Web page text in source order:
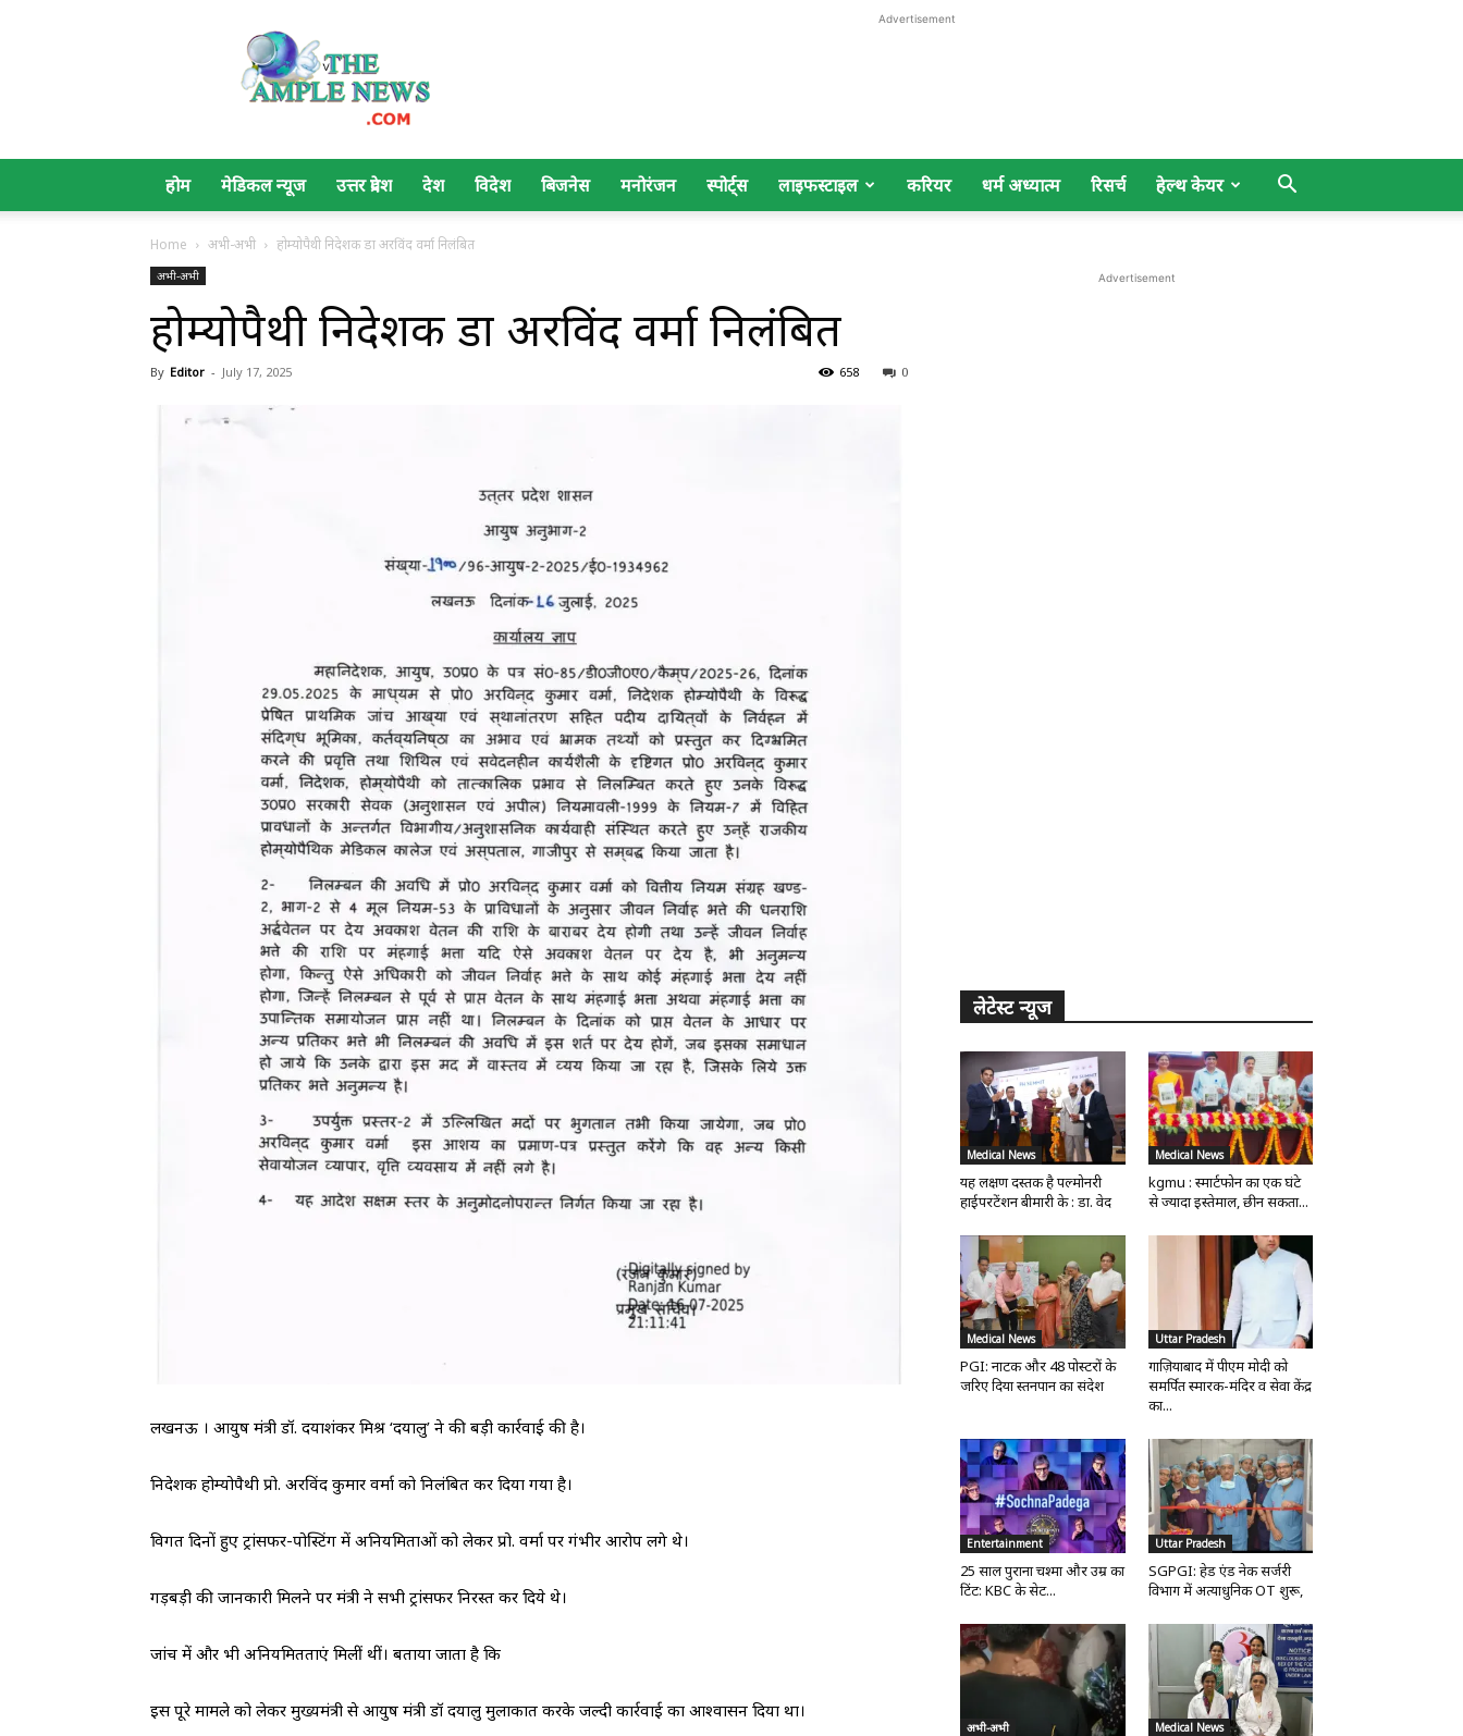
Ample
News
Advertisement
होम मेडिकल न्यूज उत्तर प्रदेश देश विदेश बिजनेस मनोरंजन स्पोर्ट्स लाइफस्टाइल करियर धर्म अध्यात्म रिसर्च हेल्थ केयर
Home अभी-अभी होम्योपैथी निदेशक डा अरविंद वर्मा निलंबित
अभी-अभी
होम्योपैथी निदेशक डा अरविंद वर्मा निलंबित
By Editor - July 17, 2025 0
658
लखनऊ । आयुष मंत्री डॉ. दयाशंकर मिश्र ‘दयालु’ ने की बड़ी कार्रवाई की है।
निदेशक होम्योपैथी प्रो. अरविंद कुमार वर्मा को निलंबित कर दिया गया है।
विगत दिनों हुए ट्रांसफर-पोस्टिंग में अनियमिताओं को लेकर प्रो. वर्मा पर गंभीर आरोप लगे थे।
गड़बड़ी की जानकारी मिलने पर मंत्री ने सभी ट्रांसफर निरस्त कर दिये थे।
जांच में और भी अनियमितताएं मिलीं थीं। बताया जाता है कि
इस पूरे मामले को लेकर मुख्यमंत्री से आयुष मंत्री डॉ दयालु मुलाकात करके जल्दी कार्रवाई का आश्वासन दिया था।
Advertisement
लेटेस्ट न्यूज
Medical News
यह लक्षण दस्तक है पल्मोनरी
हाईपरटेंशन बीमारी के : डा. वेद
Medical News
kgmu : स्मार्टफोन का एक घंटे
से ज्यादा इस्तेमाल, छीन सकता...
Medical News
PGI: नाटक और 48 पोस्टरों के
जरिए दिया स्तनपान का संदेश
Uttar Pradesh
गाज़ियाबाद में पीएम मोदी को
समर्पित स्मारक-मंदिर व सेवा केंद्र
का...
Entertainment
25 साल पुराना चश्मा और उम्र का
टिंट: KBC के सेट...
Uttar Pradesh
SGPGI: हेड एंड नेक सर्जरी
विभाग में अत्याधुनिक OT शुरू,
अभी-अभी Medical News